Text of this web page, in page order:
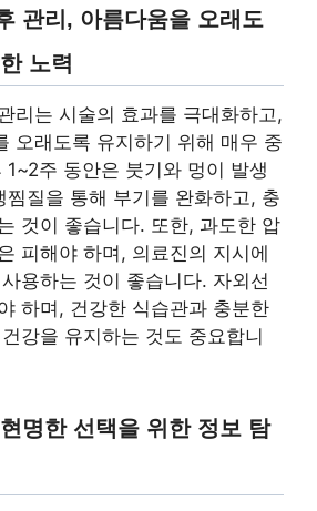
관리, 아름다움을 오래도
노력
리는 시술의 효과를 극대화하고,
오래도록 유지하기 위해 매우 중
1~2주 동안은 붓기와 멍이 발생
찜질을 통해 부기를 완화하고, 충
것이 좋습니다. 또한, 과도한 압
피해야 하며, 의료진의 지시에
용하는 것이 좋습니다. 자외선
하며, 건강한 식습관과 충분한
강을 유지하는 것도 중요합니
명한 선택을 위한 정보 탐